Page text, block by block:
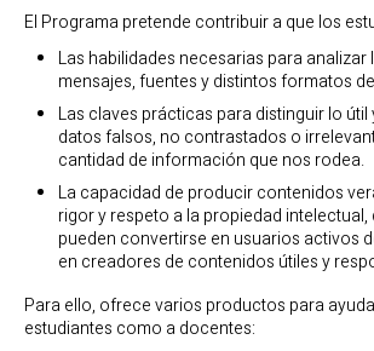
El Programa pretende contribuir a que los
Las habilidades necesarias para
mensajes, fuentes y distintos formatos
Las claves prácticas para distinguir lo útil
datos falsos, no contrastados o
cantidad de información que nos rodea.
La capacidad de producir contenidos
rigor y respeto a la propiedad
pueden convertirse en usuarios activos
en creadores de contenidos útiles y
Para ello, ofrece varios productos para
estudiantes como a docentes: